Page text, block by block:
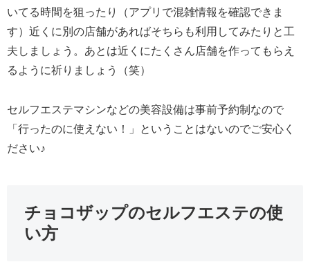
いてる時間を狙ったり（アプリで混雑情報を確認できま
す）近くに別の店舗があればそちらも利用してみたりと工
夫しましょう。あとは近くにたくさん店舗を作ってもらえ
るように祈りましょう（笑）
セルフエステマシンなどの美容設備は事前予約制なので
「行ったのに使えない！」ということはないのでご安心く
ださい♪
チョコザップのセルフエステの使
い方